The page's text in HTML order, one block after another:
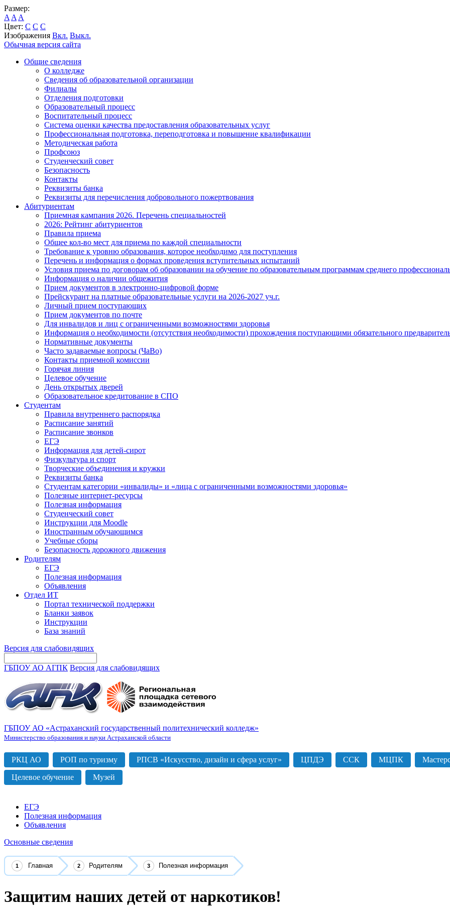
Размер:
A A A
Цвет: C C C
Изображения Вкл. Выкл.
Обычная версия сайта
Общие сведения
О колледже
Сведения об образовательной организации
Филиалы
Отделения подготовки
Образовательный процесс
Воспитательный процесс
Система оценки качества предоставления образовательных услуг
Профессиональная подготовка, переподготовка и повышение квалификации
Методическая работа
Профсоюз
Студенческий совет
Безопасность
Контакты
Реквизиты банка
Реквизиты для перечисления добровольного пожертвования
Абитуриентам
Приемная кампания 2026. Перечень специальностей
2026: Рейтинг абитуриентов
Правила приема
Общее кол-во мест для приема по каждой специальности
Требование к уровню образования, которое необходимо для поступления
Перечень и информация о формах проведения вступительных испытаний
Условия приема по договорам об образовании на обучение по образовательным программам среднего
Информация о наличии общежития
Прием документов в электронно-цифровой форме
Прейскурант на платные образовательные услуги на 2026-2027 уч.г.
Личный прием поступающих
Прием документов по почте
Для инвалидов и лиц с ограниченными возможностями здоровья
Информация о необходимости (отсутствия необходимости) прохождения поступающими обязательного
Нормативные документы
Часто задаваемые вопросы (ЧаВо)
Контакты приемной комиссии
Горячая линия
Целевое обучение
День открытых дверей
Образовательное кредитование в СПО
Студентам
Правила внутреннего распорядка
Расписание занятий
Расписание звонков
ЕГЭ
Информация для детей-сирот
Физкультура и спорт
Творческие объединения и кружки
Реквизиты банка
Студентам категории «инвалиды» и «лица с ограниченными возможностями здоровья»
Полезные интернет-ресурсы
Полезная информация
Студенческий совет
Инструкции для Moodle
Иностранным обучающимся
Учебные сборы
Безопасность дорожного движения
Родителям
ЕГЭ
Полезная информация
Объявления
Отдел ИТ
Портал технической поддержки
Бланки заявок
Инструкции
База знаний
Версия для слабовидящих
ГБПОУ АО АГПК Версия для слабовидящих
ГБПОУ АО «Астраханский государственный политехнический колледж»
Министерство образования и науки Астраханской области
РКЦ АО РОП по туризму РПСВ «Искусство, дизайн и сфера услуг» ЦПДЭ ССК МЦПК
Целевое обучение Музей
ЕГЭ
Полезная информация
Объявления
Основные сведения
Главная Родителям Полезная информация
Защитим наших детей от наркотиков!